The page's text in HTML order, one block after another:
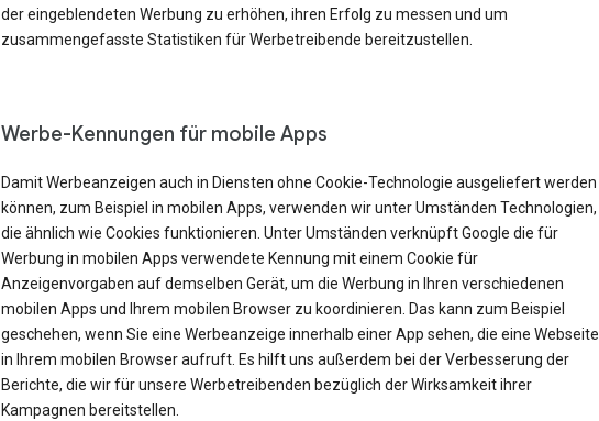
der eingeblendeten Werbung zu erhöhen, ihren Erfolg zu messen und um
zusammengefasste Statistiken für Werbetreibende bereitzustellen.
Werbe-Kennungen für mobile Apps
Damit Werbeanzeigen auch in Diensten ohne Cookie-Technologie ausgeliefert werden
können, zum Beispiel in mobilen Apps, verwenden wir unter Umständen Technologien,
die ähnlich wie Cookies funktionieren. Unter Umständen verknüpft Google die für
Werbung in mobilen Apps verwendete Kennung mit einem Cookie für
Anzeigenvorgaben auf demselben Gerät, um die Werbung in Ihren verschiedenen
mobilen Apps und Ihrem mobilen Browser zu koordinieren. Das kann zum Beispiel
geschehen, wenn Sie eine Werbeanzeige innerhalb einer App sehen, die eine Webseite
in Ihrem mobilen Browser aufruft. Es hilft uns außerdem bei der Verbesserung der
Berichte, die wir für unsere Werbetreibenden bezüglich der Wirksamkeit ihrer
Kampagnen bereitstellen.